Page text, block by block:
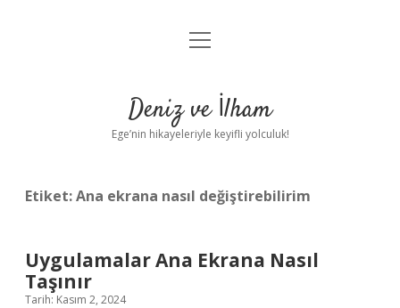
Anasayfa
Yasal Uyarı
menüyü
Deniz ve İlham
Ege’nin hikayeleriyle keyifli yolculuk!
Etiket:Ana ekrana nasıl değiştirebilirim
Uygulamalar Ana Ekrana Nasıl
Taşınır
Tarih: Kasım 2, 2024